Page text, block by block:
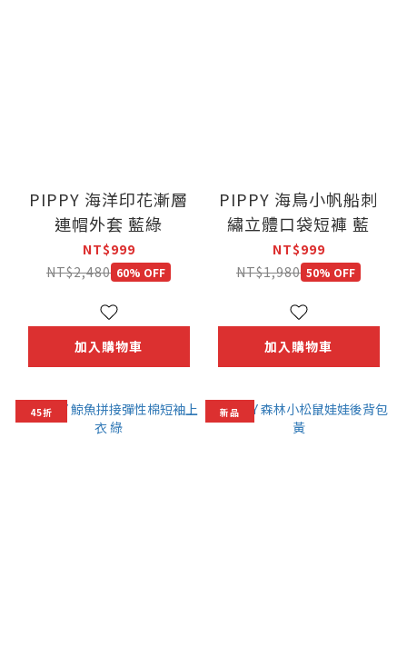
PIPPY 海洋印花漸層
連帽外套 藍綠
NT$999
NT$2,480 60% OFF
加入購物車
PIPPY 海鳥小帆船刺
繡立體口袋短褲 藍
NT$999
NT$1,980 50% OFF
加入購物車
45折 新品